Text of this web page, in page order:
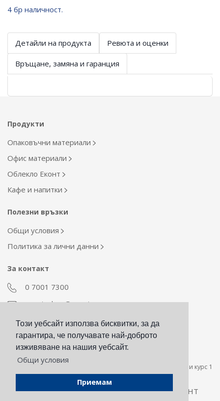
Този уебсайт използва бисквитки, за да
гарантира, че получавате най-доброто
изживяване на нашия уебсайт.
Общи условия
Приемам
4 бр наличност.
Детайли на продукта Ревюта и оценки
Връщане, замяна и гаранция
Продукти
Опаковъчни материали
Офис материали
Облекло Еконт
Кафе и напитки
Полезни връзки
Общи условия
Политика за лични данни
За контакт
0 7001 7300
econt_shop@econt.com
Екип Материални ресурси
otdel_mr@econt.com
Стойността на сумата за плащане в евро е пресметната при курс 1
евро за 1,95583 лева.
Всички права запазени © 2026 - ЕКОНТ